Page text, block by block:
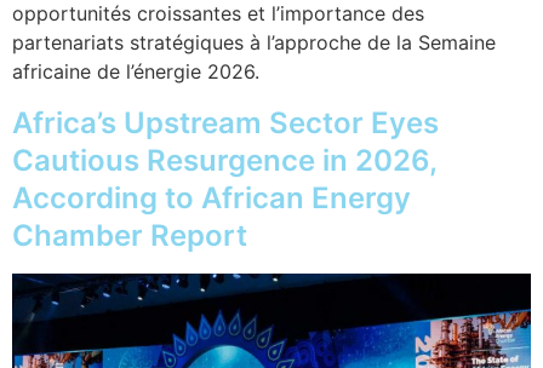
opportunités croissantes et l’importance des
partenariats stratégiques à l’approche de la Semaine
africaine de l’énergie 2026.
Africa’s Upstream Sector Eyes
Cautious Resurgence in 2026,
According to African Energy
Chamber Report